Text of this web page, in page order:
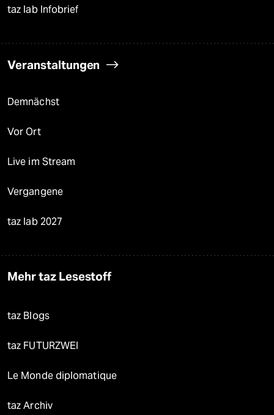
taz lab Infobrief
Veranstaltungen
Demnächst
Vor Ort
Live im Stream
Vergangene
taz lab 2027
Mehr taz Lesestoff
taz Blogs
taz FUTURZWEI
Le Monde diplomatique
taz Archiv